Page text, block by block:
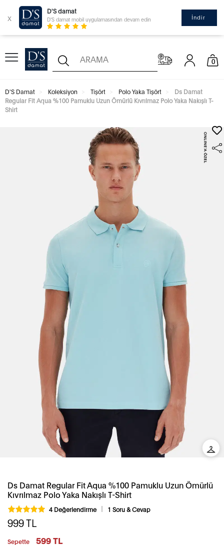
x
D'S damat
D'S damat mobil uygulamasından devam edin İndir
0
D'S Damat Koleksiyon Tişört Polo Yaka Tişört
Ds Damat
Regular Fit Aqua %100 Pamuklu Uzun Ömürlü Kıvrılmaz Polo Yaka Nakışlı T-
Shirt
Ds Damat Regular Fit Aqua %100 Pamuklu Uzun Ömürlü
Kıvrılmaz Polo Yaka Nakışlı T-Shirt
4 Değerlendirme 1 Soru & Cevap
999TL
Sepette 599 TL